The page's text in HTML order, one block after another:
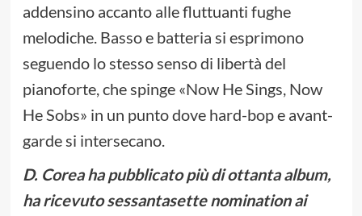
addensino accanto alle fluttuanti fughe
melodiche. Basso e batteria si esprimono
seguendo lo stesso senso di libertà del
pianoforte, che spinge «Now He Sings, Now
He Sobs» in un punto dove hard-bop e avant-
garde si intersecano.
D. Corea ha pubblicato più di ottanta album,
ha ricevuto sessantasette nomination ai